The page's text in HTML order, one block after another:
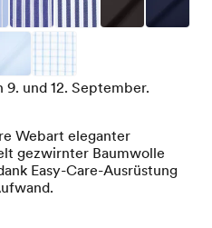
und 12. September.
Webart eleganter
gezwirnter Baumwolle
Easy-Care-Ausrüstung